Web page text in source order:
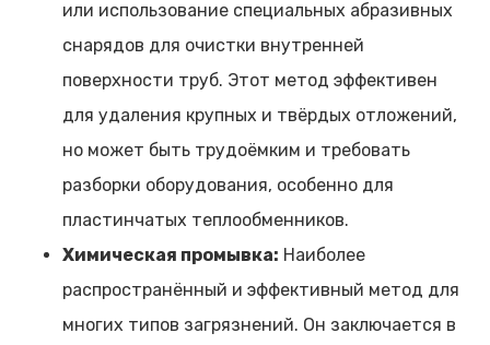
или использование специальных абразивных
снарядов для очистки внутренней
поверхности труб. Этот метод эффективен
для удаления крупных и твёрдых отложений,
но может быть трудоёмким и требовать
разборки оборудования, особенно для
пластинчатых теплообменников.
Химическая промывка: Наиболее
распространённый и эффективный метод для
многих типов загрязнений. Он заключается в